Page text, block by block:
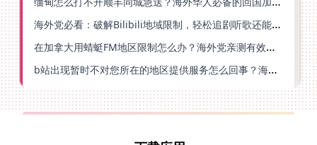
海外党必看：破解Bilibili地域限制，轻松追剧听歌还能流畅理财的实用指南
在加拿大用蜻蜓FM地区限制怎么办？海外党亲测有效的回国加速方案
b站出现暂时不对您所在的地区提供服务怎么回事？海外党亲测有效的回国加速方案